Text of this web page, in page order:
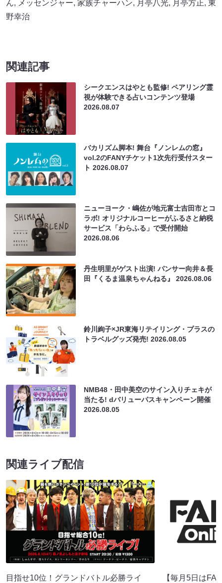
ん, メッセンジャー, 家族チャーハン, 月亭八光, 月亭方正, 東
野幸治
関連記事
シークエンスはやとも監修! ペアリング霊
視が体験できる占いコンテンツ登場
2026.08.07
バカリズム脚本! 舞台『ノンレムの窓』
vol.2のFANYチケット1次先行受付スター
ト2026.08.07
ニューヨーク・嶋佐が地元富士吉田市とコ
ラボ! オリジナルコーヒーがふるさと納税
サービス「わらふる」で受付開始
2026.08.06
丹生明里がゲスト出演! パンサー向井＆長
田『くるま温泉ちゃんねる』2026.08.06
鈴川絢子×JR東海リテイリング・プラスの
トラベルグッズ発売!2026.08.05
NMB48・田中美空のサイン入りチェキが
当たる! dバリューパスキャンペーン開催
2026.08.05
関連ライブ配信
目指せ10位！グランドバトル必勝ライ
【毎月5日は